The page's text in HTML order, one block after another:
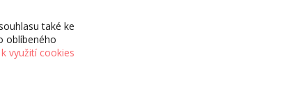
také ke
oblíbeného
využití cookies